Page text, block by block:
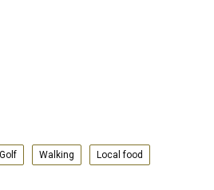
Golf Walking Local food